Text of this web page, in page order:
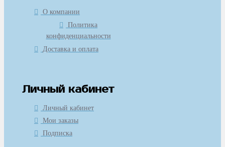
О компании
Политика
конфиденциальности
Доставка и оплата
Личный кабинет
Личный кабинет
Мои заказы
Подписка